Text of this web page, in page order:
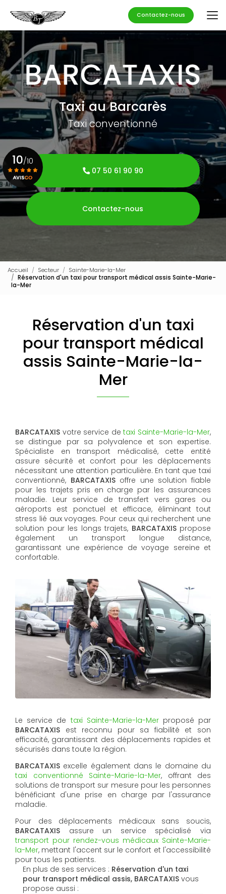
contenu
principal
Contactez-nous
Taxi au Barcarès
Taxi conventionné
07 50 61 90 90
Contactez-nous
10/10
Voir le certificat
Accueil Secteur
Sainte-Marie-la-Mer
Réservation d'un taxi pour transport médical assis Sainte-Marie-
la-Mer
Réservation d'un taxi
pour transport médical
assis Sainte-Marie-la-
Mer
BARCATAXIS votre service detaxi Sainte-Marie-la-Mer,
se distingue par sa polyvalence et son expertise.
Spécialiste en transport médicalisé, cette entité
assure sécurité et confort pour les déplacements
nécessitant une attention particulière. En tant que taxi
conventionné, BARCATAXISoffre une solution fiable
pour les trajets pris en charge par les assurances
maladie. Leur service de transfert vers gares ou
aéroports est ponctuel et efficace, éliminant tout
stress lié aux voyages. Pour ceux qui recherchent une
solution pour les longs trajets, BARCATAXISpropose
également un transport longue distance,
garantissant une expérience de voyage sereine et
confortable.
Le service de taxi Sainte-Marie-la-Merproposé par
BARCATAXIS est reconnu pour sa fiabilité et son
efficacité, garantissant des déplacements rapides et
sécurisés dans toute la région.
BARCATAXIS excelle également dans le domaine du
taxi conventionné Sainte-Marie-la-Mer, offrant des
solutions de transport sur mesure pour les personnes
bénéficiant d'une prise en charge par l'assurance
maladie.
Pour des déplacements médicaux sans soucis,
BARCATAXIS assure un service spécialisé via
transport pour rendez-vous médicaux Sainte-Marie-
la-Mer, mettant l'accent sur le confort et l'accessibilité
pour tous les patients.
En plus de ses services : Réservation d'un taxi
pour transport médical assis, BARCATAXIS vous
propose aussi :